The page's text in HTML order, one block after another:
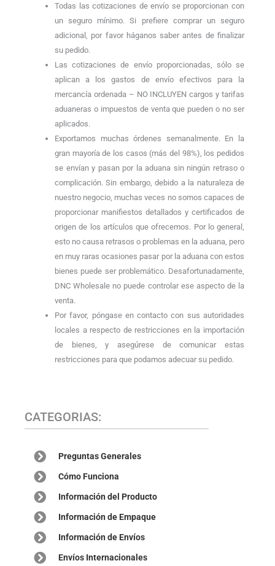
Todas las cotizaciones de envío se proporcionan con
un seguro mínimo. Si prefiere comprar un seguro
adicional, por favor háganos saber antes de finalizar
su pedido.
Las cotizaciones de envío proporcionadas, sólo se
aplican a los gastos de envío efectivos para la
mercancía ordenada – NO INCLUYEN cargos y tarifas
aduaneras o impuestos de venta que pueden o no ser
aplicados.
Exportamos muchas órdenes semanalmente. En la
gran mayoría de los casos (más del 98%), los pedidos
se envían y pasan por la aduana sin ningún retraso o
complicación. Sin embargo, debido a la naturaleza de
nuestro negocio, muchas veces no somos capaces de
proporcionar manifiestos detallados y certificados de
origen de los artículos que ofrecemos. Por lo general,
esto no causa retrasos o problemas en la aduana, pero
en muy raras ocasiones pasar por la aduana con estos
bienes puede ser problemático. Desafortunadamente,
DNC Wholesale no puede controlar ese aspecto de la
venta.
Por favor, póngase en contacto con sus autoridades
locales a respecto de restricciones en la importación
de bienes, y asegúrese de comunicar estas
restricciones para que podamos adecuar su pedido.
CATEGORIAS:
Preguntas Generales
Cómo Funciona
Información del Producto
Información de Empaque
Información de Envíos
Envíos Internacionales